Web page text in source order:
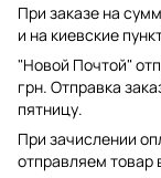
При заказе на
и на киевские
"Новой Почтой"
грн. Отправка
пятницу.
При зачислении
отправляем товар